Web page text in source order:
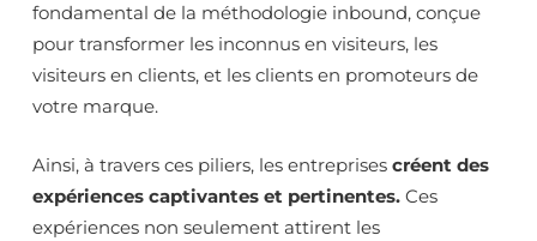
fondamental de la méthodologie inbound, conçue
pour transformer les inconnus en visiteurs, les
visiteurs en clients, et les clients en promoteurs de
votre marque.
Ainsi, à travers ces piliers, les entreprises créent des
expériences captivantes et pertinentes. Ces
expériences non seulement attirent les